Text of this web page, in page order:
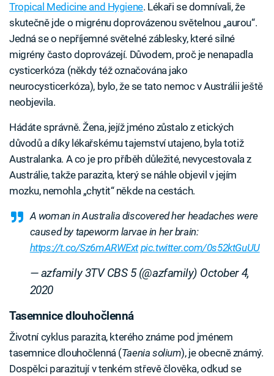
Tropical Medicine and Hygiene. Lékaři se domnívali, že
skutečně jde o migrénu doprovázenou světelnou „aurou“.
Jedná se o nepříjemné světelné záblesky, které silné
migrény často doprovázejí. Důvodem, proč je nenapadla
cysticerkóza (někdy též označována jako
neurocysticerkóza), bylo, že se tato nemoc v Austrálii ještě
neobjevila.
Hádáte správně. Žena, jejíž jméno zůstalo z etických
důvodů a díky lékařskému tajemství utajeno, byla totiž
Australanka. A co je pro příběh důležité, nevycestovala z
Austrálie, takže parazita, který se náhle objevil v jejím
mozku, nemohla „chytit“ někde na cestách.
A woman in Australia discovered her headaches were
caused by tapeworm larvae in her brain:
https://t.co/Sz6mARWExtpic.twitter.com/0s52ktGuUU
— azfamily 3TV CBS 5 (@azfamily) October 4,
2020
Tasemnice dlouhočlenná
Životní cyklus parazita, kterého známe pod jménem
tasemnice dlouhočlenná (Taenia solium), je obecně známý.
Dospělci parazitují v tenkém střevě člověka, odkud se